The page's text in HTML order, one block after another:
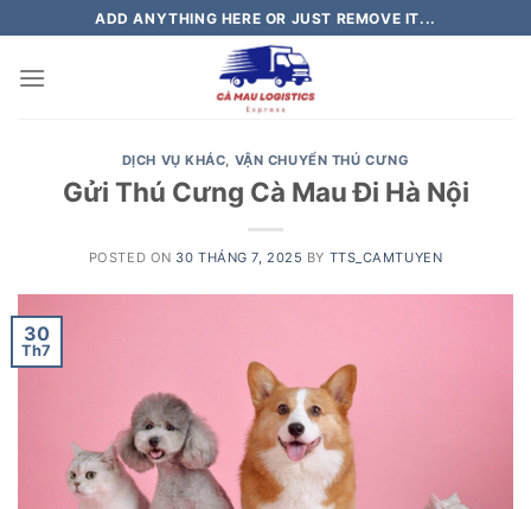
to
content
ADD ANYTHING HERE OR JUST REMOVE IT...
DỊCH VỤ KHÁC, VẬN CHUYỂN THÚ CƯNG
Gửi Thú Cưng Cà Mau Đi Hà Nội
POSTED ON 30 THÁNG 7, 2025 BY TTS_CAMTUYEN
30
Th7